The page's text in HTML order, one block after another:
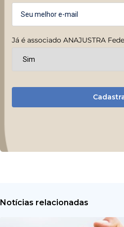
Já é associado ANAJUSTRA
Notícias relacionadas